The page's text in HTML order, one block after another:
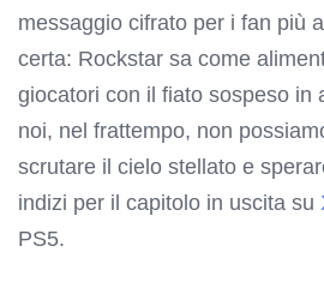
messaggio cifrato per i fan più
certa: Rockstar sa come
giocatori con il fiato sospeso in
noi, nel frattempo, non
scrutare il cielo stellato e
indizi per il capitolo in uscita su
PS5.